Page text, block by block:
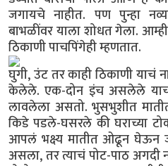
जगायचे नाहीत. पण पुन्हा
बाभळींवर याला शोधत गेला.
ठिकाणी पाचपिंगेही म्हणतात.
घुगी, उंट तर काही ठिकाणी
केलेले. एक-दोन इंच असलेले
लावलेला असतो. भुसभुशीत
किडे पडले-घसरले की घराच्या
आपलं भक्ष्य मातीत ओढून घेऊन
असला, तर त्याचं पोट-पाठ